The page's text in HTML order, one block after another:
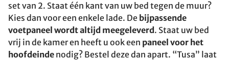
set van 2. Staat één kant van uw bed tegen de muur?
Kies dan voor een enkele lade. De bijpassende
voetpaneel wordt altijd meegeleverd . Staat uw bed
vrij in de kamer en heeft u ook een paneel voor het
hoofdeinde nodig? Bestel deze dan apart. “Tusa” laat